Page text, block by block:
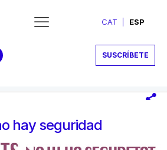
CAT ESP
SUSCRÍBETE
hay seguridad